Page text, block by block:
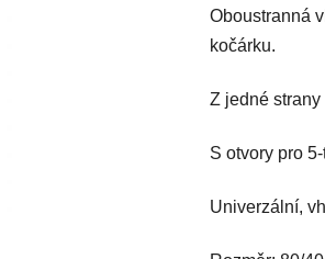
z
5
Oboustranná
kočárku.
Z jedné
S otvory pro
Univerzální,